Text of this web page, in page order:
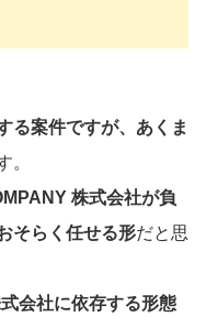
る案件ですが、あくま
。
株式会社が負
そらく任せる形だと思
会社に依存する形態